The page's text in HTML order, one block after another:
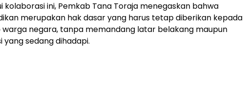
kolaborasi ini, Pemkab Tana Toraja menegaskan bahwa
merupakan hak dasar yang harus tetap diberikan kepada
warga negara, tanpa memandang latar belakang maupun
yang sedang dihadapi.